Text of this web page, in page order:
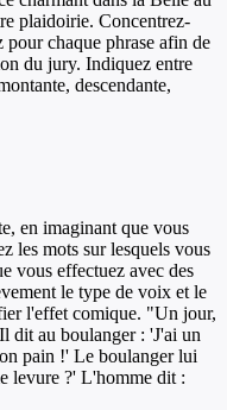
plaidoirie. Concentrez-
chaque phrase afin de
du jury. Indiquez entre
descendante,
en imaginant que vous
les mots sur lesquels vous
vous effectuez avec des
le type de voix et le
l'effet comique. "Un jour,
dit au boulanger : 'J'ai un
pain !' Le boulanger lui
levure ?' L'homme dit :